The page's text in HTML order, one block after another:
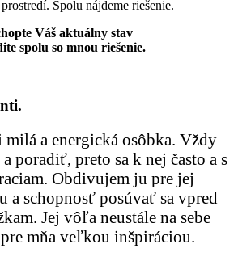
Spolu nájdeme riešenie.
Váš aktuálny stav
spolu so mnou riešenie.
a energická osôbka. Vždy
poradiť, preto sa k nej často a s
Obdivujem ju pre jej
a schopnosť posúvať sa vpred
Jej vôľa neustále na sebe
mňa veľkou inšpiráciou.